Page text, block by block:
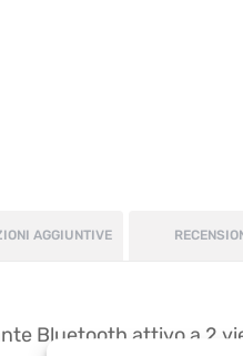
AGGIUNTIVE
Bluetooth attivo a 2